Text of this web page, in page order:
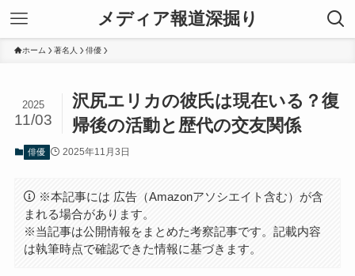
メディア報道深掘り
ホーム 著名人 俳優
沢尻エリカの彼氏は現在いる？復
帰後の活動と歴代の交友関係
2025
11/03
俳優 2025年11月3日
※本記事には 広告（Amazonアソシエイト含む）が含
まれる場合があります。
※当記事は公開情報をまとめた考察記事です。記載内容
は執筆時点で確認できた情報に基づきます。